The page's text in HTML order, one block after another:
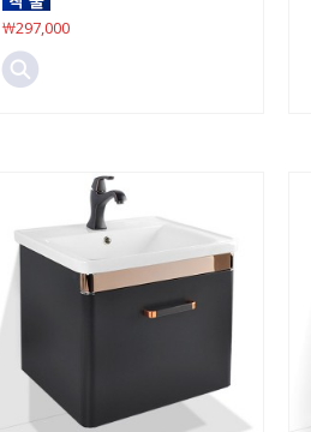
￦297,000